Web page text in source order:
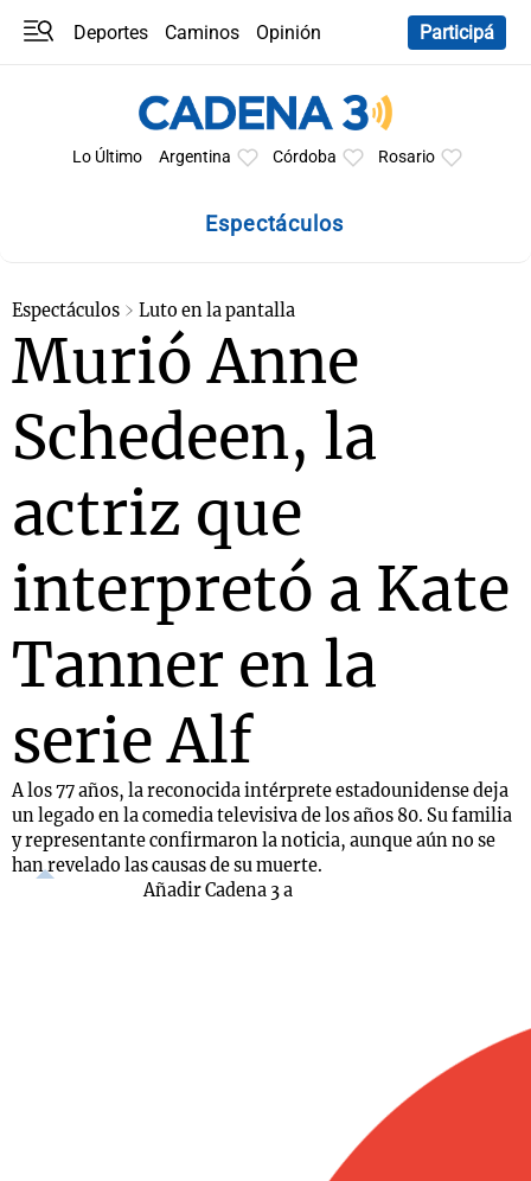
Deportes Caminos
Opinión
Participá
Lo Último Argentina Córdoba Rosario
Espectáculos
Espectáculos Luto en la pantalla
Murió Anne
Schedeen, la
actriz que
interpretó a Kate
Tanner en la
serie Alf
A los 77 años, la reconocida intérprete estadounidense deja
un legado en la comedia televisiva de los años 80. Su familia
y representante confirmaron la noticia, aunque aún no se
han revelado las causas de su muerte.
Añadir Cadena 3 a